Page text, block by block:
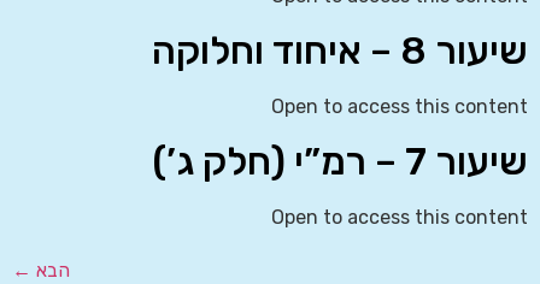
שיעור 8 – איחוד וחלוקה
Open to access this content
שיעור 7 – רמ”י (חלק ג’)
Open to access this content
הבא ←